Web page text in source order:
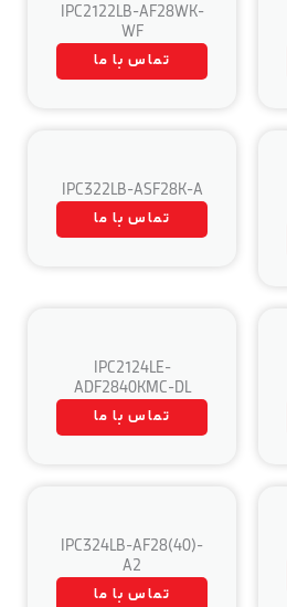
IPC2122LB-AF28WK-
WF
تماس با ما
IPC322LB-ASF28K-A
تماس با ما
IPC2124LE-
ADF2840KMC-DL
تماس با ما
IPC324LB-AF28(40)-
A2
تماس با ما